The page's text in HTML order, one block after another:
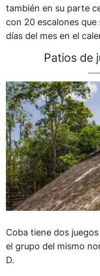
también en su parte
con 20 escalones
días del mes en el
Patios de
Coba tiene dos
el grupo del mismo
D.